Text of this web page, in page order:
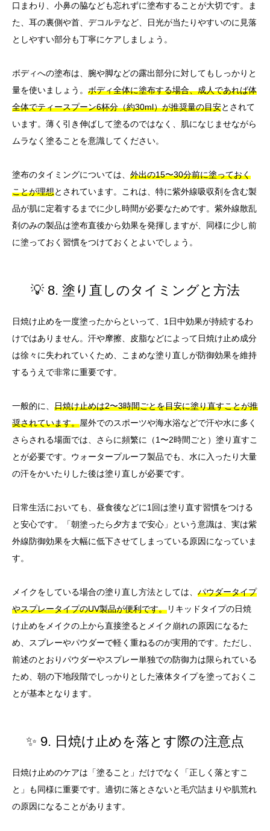
口まわり、小鼻の脇なども忘れずに塗布することが大切です。ま
た、耳の裏側や首、デコルテなど、日光が当たりやすいのに見落
としやすい部分も丁寧にケアしましょう。
ボディへの塗布は、腕や脚などの露出部分に対してもしっかりと
量を使いましょう。 ボディ全体に塗布する場合、成人であれば体
全体でティースプーン6杯分（約30ml）が推奨量の目安とされて
います。薄く引き伸ばして塗るのではなく、肌になじませながら
ムラなく塗ることを意識してください。
塗布のタイミングについては、 外出の15〜30分前に塗っておく
ことが理想とされています。これは、特に紫外線吸収剤を含む製
品が肌に定着するまでに少し時間が必要なためです。紫外線散乱
剤のみの製品は塗布直後から効果を発揮しますが、同様に少し前
に塗っておく習慣をつけておくとよいでしょう。
💡 8. 塗り直しのタイミングと方法
日焼け止めを一度塗ったからといって、1日中効果が持続するわ
けではありません。汗や摩擦、皮脂などによって日焼け止め成分
は徐々に失われていくため、こまめな塗り直しが防御効果を維持
するうえで非常に重要です。
一般的に、 日焼け止めは2〜3時間ごとを目安に塗り直すことが推
奨されています。屋外でのスポーツや海水浴などで汗や水に多く
さらされる場面では、さらに頻繁に（1〜2時間ごと）塗り直すこ
とが必要です。ウォータープルーフ製品でも、水に入ったり大量
の汗をかいたりした後は塗り直しが必要です。
日常生活においても、昼食後などに1回は塗り直す習慣をつける
と安心です。「朝塗ったら夕方まで安心」という意識は、実は紫
外線防御効果を大幅に低下させてしまっている原因になっていま
す。
メイクをしている場合の塗り直し方法としては、 パウダータイプ
やスプレータイプのUV製品が便利です。リキッドタイプの日焼
け止めをメイクの上から直接塗るとメイク崩れの原因になるた
め、スプレーやパウダーで軽く重ねるのが実用的です。ただし、
前述のとおりパウダーやスプレー単独での防御力は限られている
ため、朝の下地段階でしっかりとした液体タイプを塗っておくこ
とが基本となります。
✨ 9. 日焼け止めを落とす際の注意点
日焼け止めのケアは「塗ること」だけでなく「正しく落とすこ
と」も同様に重要です。適切に落とさないと毛穴詰まりや肌荒れ
の原因になることがあります。